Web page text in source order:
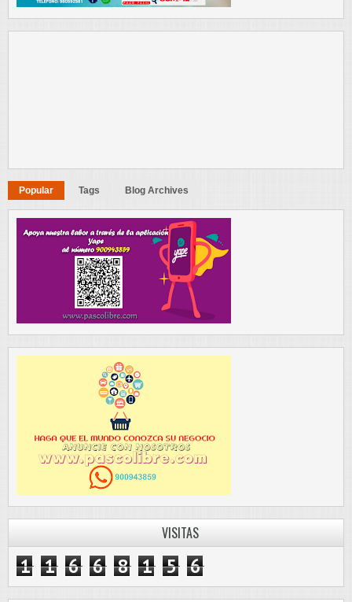
Popular Tags Blog Archives
VISITAS
1 1 6 6 8 1 5 6